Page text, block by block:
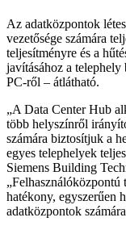
Az adatközpontok
vezetősége számára
teljesítményre és a
javításához a
PC-ről – átlátható.
„A Data Center Hub
több helyszínről
számára biztosítjuk a
egyes telephelyek
Siemens Building
hatékony, egyszerűen
adatközpontok